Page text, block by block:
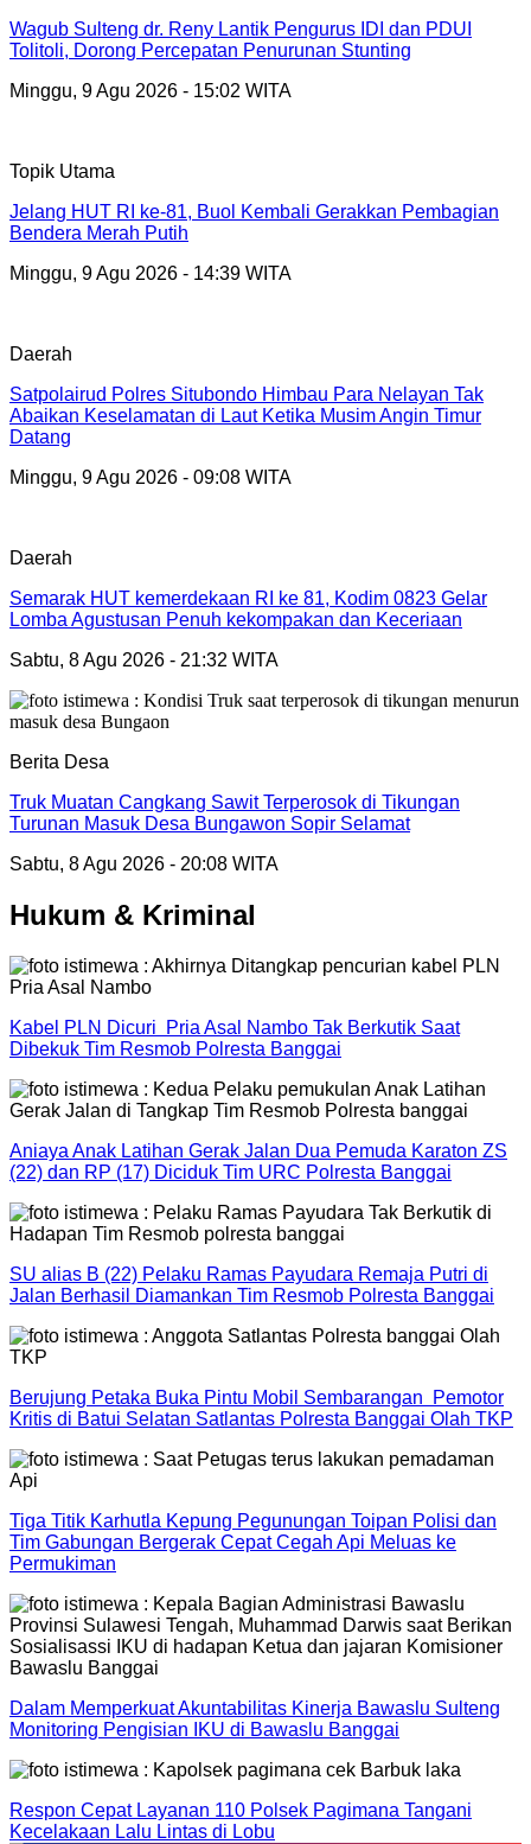
Wagub Sulteng dr. Reny Lantik Pengurus IDI dan PDUI
Tolitoli, Dorong Percepatan Penurunan Stunting
Minggu, 9 Agu 2026 - 15:02 WITA
Topik Utama
Jelang HUT RI ke-81, Buol Kembali Gerakkan Pembagian
Bendera Merah Putih
Minggu, 9 Agu 2026 - 14:39 WITA
Daerah
Satpolairud Polres Situbondo Himbau Para Nelayan Tak
Abaikan Keselamatan di Laut Ketika Musim Angin Timur
Datang
Minggu, 9 Agu 2026 - 09:08 WITA
Daerah
Semarak HUT kemerdekaan RI ke 81, Kodim 0823 Gelar
Lomba Agustusan Penuh kekompakan dan Keceriaan
Sabtu, 8 Agu 2026 - 21:32 WITA
Berita Desa
Truk Muatan Cangkang Sawit Terperosok di Tikungan
Turunan Masuk Desa Bungawon Sopir Selamat
Sabtu, 8 Agu 2026 - 20:08 WITA
Hukum & Kriminal
Kabel PLN Dicuri Pria Asal Nambo Tak Berkutik Saat
Dibekuk Tim Resmob Polresta Banggai
Aniaya Anak Latihan Gerak Jalan Dua Pemuda Karaton ZS
(22) dan RP (17) Diciduk Tim URC Polresta Banggai
SU alias B (22) Pelaku Ramas Payudara Remaja Putri di
Jalan Berhasil Diamankan Tim Resmob Polresta Banggai
Berujung Petaka Buka Pintu Mobil Sembarangan Pemotor
Kritis di Batui Selatan Satlantas Polresta Banggai Olah TKP
Tiga Titik Karhutla Kepung Pegunungan Toipan Polisi dan
Tim Gabungan Bergerak Cepat Cegah Api Meluas ke
Permukiman
Dalam Memperkuat Akuntabilitas Kinerja Bawaslu Sulteng
Monitoring Pengisian IKU di Bawaslu Banggai
Respon Cepat Layanan 110 Polsek Pagimana Tangani
Kecelakaan Lalu Lintas di Lobu